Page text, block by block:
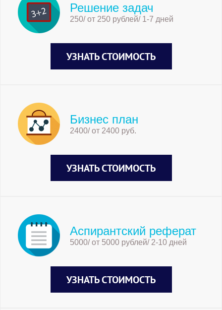
Решение задач
250/ от 250 рублей/ 1-7 дней
УЗНАТЬ СТОИМОСТЬ
Бизнес план
2400/ от 2400 руб.
УЗНАТЬ СТОИМОСТЬ
Аспирантский реферат
5000/ от 5000 рублей/ 2-10 дней
УЗНАТЬ СТОИМОСТЬ